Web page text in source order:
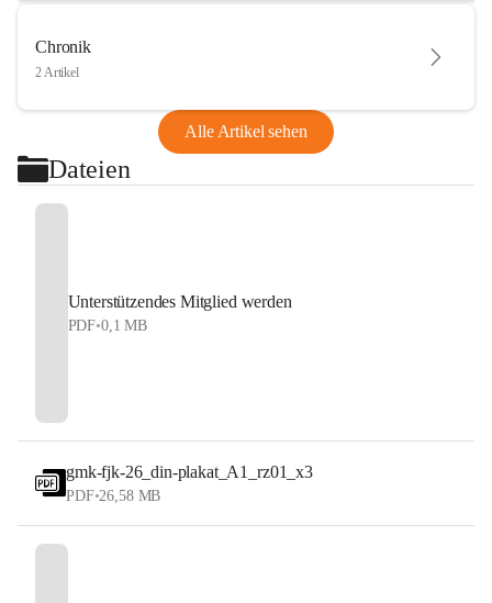
Chronik
2 Artikel
Alle Artikel sehen
Dateien
Unterstützendes Mitglied werden
PDF•0,1 MB
gmk-fjk-26_din-plakat_A1_rz01_x3
PDF•26,58 MB